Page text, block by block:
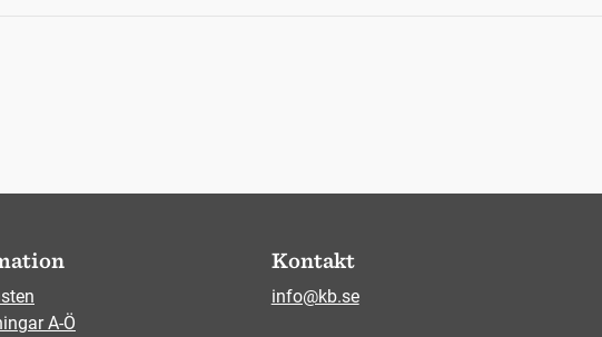
A-Ö
Kontakt
info@kb.se